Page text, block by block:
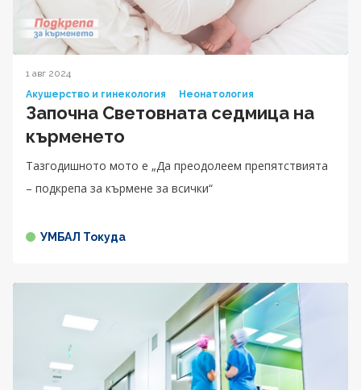
1 авг 2024
Акушерство и гинекология
Неонатология
Започна Световната седмица на
кърменето
Тазгодишното мото е „Да преодолеем препятствията
– подкрепа за кърмене за всички“
УМБАЛ Токуда